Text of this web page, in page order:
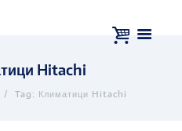
Hitachi
Tag: Климатици Hitachi